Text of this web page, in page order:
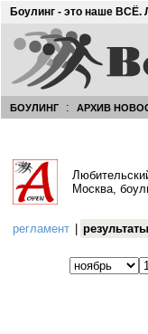
Боулинг - это наше ВСЁ.
БОУЛИНГ : АРХИВ
Москва,
регламент результаты